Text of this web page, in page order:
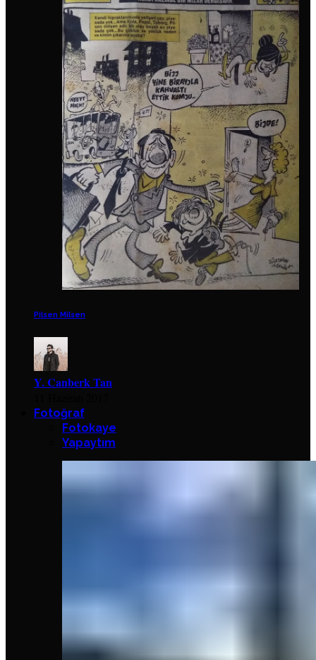
Pilsen Milsen
Y. Canberk Tan
Fotoğraf
Fotokaye
Yapaytım